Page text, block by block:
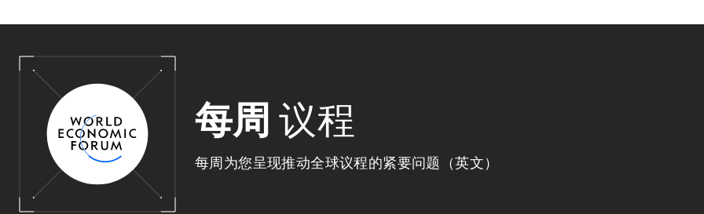
每周 议程
每周为您呈现推动全球议程的紧要问题（英文）